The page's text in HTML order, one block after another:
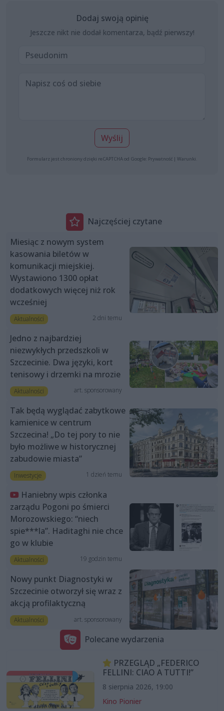
Dodaj swoją opinię
Jeszcze nikt nie dodał komentarza, bądź pierwszy!
Wyślij
Formularz jest chroniony dzięki reCAPTCHA od Google: Prywatność | Warunki
Najczęściej czytane
Miesiąc z nowym system
kasowania biletów w
komunikacji miejskiej.
Wystawiono 1300 opłat
dodatkowych więcej niż rok
wcześniej
Aktualności 2 dni temu
Jedno z najbardziej
niezwykłych przedszkoli w
Szczecinie. Dwa języki, kort
tenisowy i drzemki na mrozie
Aktualności art. sponsorowany
Tak będą wyglądać zabytkowe
kamienice w centrum
Szczecina! „Do tej pory to nie
było możliwe w historycznej
zabudowie miasta”
Inwestycje 1 dzień temu
Haniebny wpis członka
zarządu Pogoni po śmierci
Morozowskiego: “niech
spie***la”. Haditaghi nie chce
go w klubie
Aktualności 19 godzin temu
Nowy punkt Diagnostyki w
Szczecinie otworzył się wraz z
akcją profilaktyczną
Aktualności art. sponsorowany
Polecane wydarzenia
PRZEGLĄD „FEDERICO
FELLINI: CIAO A TUTTI!”
8 sierpnia 2026, 19:00
Kino Pionier